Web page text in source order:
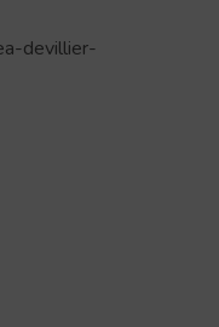
devillier-